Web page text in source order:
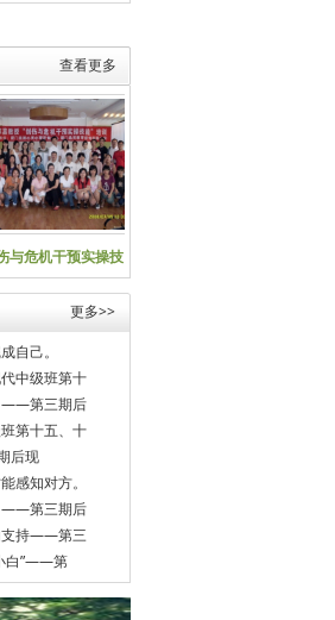
查看更多
创伤与危机干预实操技
更多>>
自己。
中级班第十
——第三期后
第十五、十
后现
感知对方。
——第三期后
支持——第三
白”——第